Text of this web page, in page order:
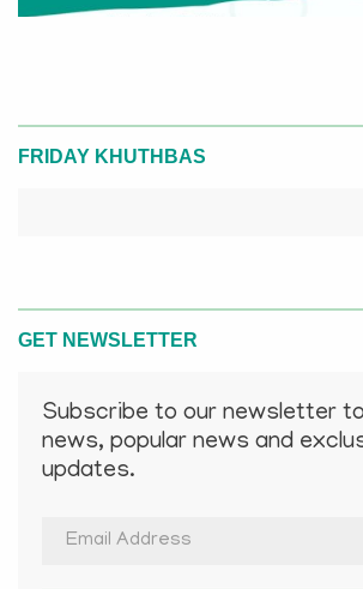
FRIDAY KHUTHBAS
GET NEWSLETTER
Subscribe to our newsletter
news, popular news and
updates.